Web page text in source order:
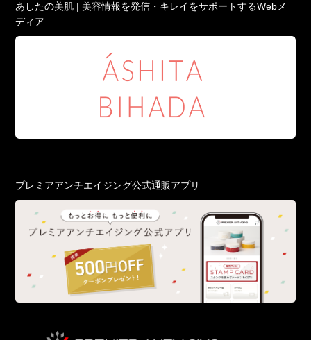
あしたの美肌 | 美容情報を発信・キレイをサポートするWebメ
ディア
プレミアアンチエイジング公式通販アプリ